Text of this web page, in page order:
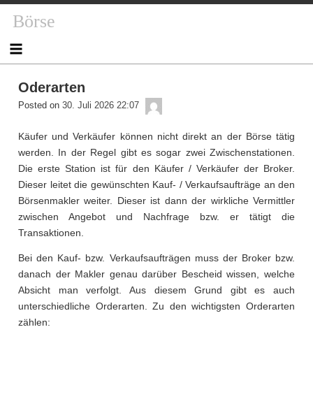
Börse
Oderarten
Posted on 30. Juli 2026 22:07
Käufer und Verkäufer können nicht direkt an der Börse tätig
werden. In der Regel gibt es sogar zwei Zwischenstationen.
Die erste Station ist für den Käufer / Verkäufer der Broker.
Dieser leitet die gewünschten Kauf- / Verkaufsaufträge an den
Börsenmakler weiter. Dieser ist dann der wirkliche Vermittler
zwischen Angebot und Nachfrage bzw. er tätigt die
Transaktionen.
Bei den Kauf- bzw. Verkaufsaufträgen muss der Broker bzw.
danach der Makler genau darüber Bescheid wissen, welche
Absicht man verfolgt. Aus diesem Grund gibt es auch
unterschiedliche Orderarten. Zu den wichtigsten Orderarten
zählen: